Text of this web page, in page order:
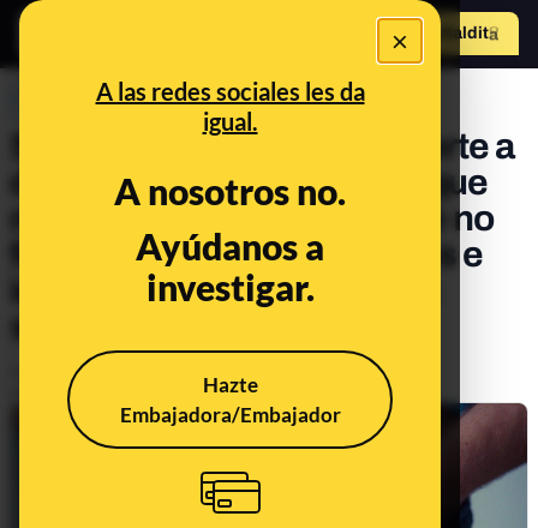
×
A las redes sociales les da
igual.
A nosotros no.
Ayúdanos a
investigar.
Hazte
Embajadora/Embajador
Hazte Maldito
PREBUNKING
Si estás pensando en ponerte a
dieta, aquí tienes algunas que
no deberías probar (porque no
funcionan) y algunos trucos e
ideas para comer de forma
Publicado el
Actualizado el
May 5, 2025, 8:40:00 AM